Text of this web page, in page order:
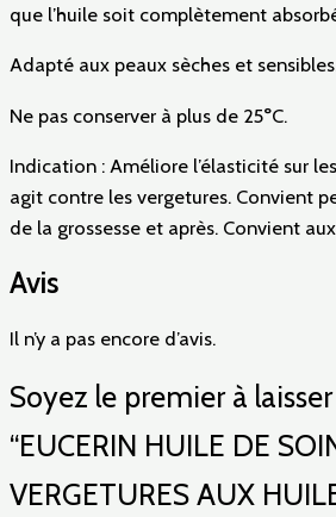
que l’huile soit complètement
Adapté aux peaux sèches et
Ne pas conserver à plus de 25°C.
Indication : Améliore l’élasticité sur
agit contre les vergetures. Convient
de la grossesse et après. Convient
Avis
Il n’y a pas encore d’avis.
Soyez le premier à
“EUCERIN HUILE DE
VERGETURES AUX